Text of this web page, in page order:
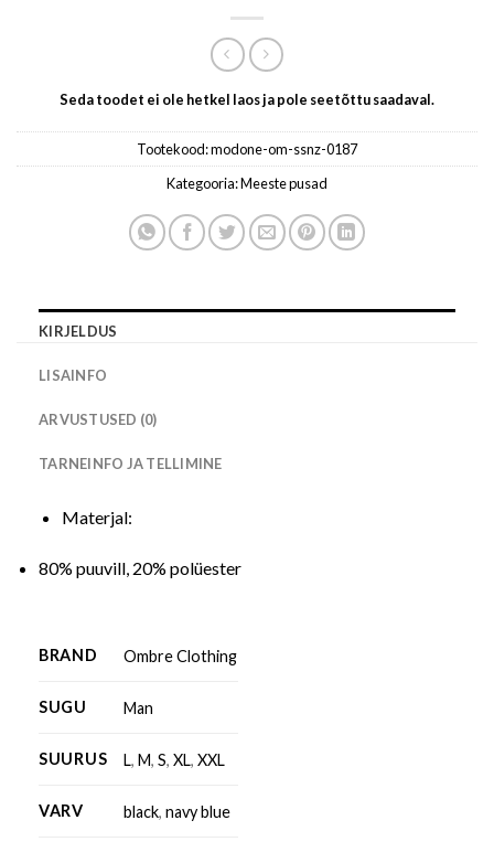
Seda toodet ei ole hetkel laos ja pole seetõttu saadaval.
Tootekood:modone-om-ssnz-0187
Kategooria:Meeste pusad
KIRJELDUS
LISAINFO
ARVUSTUSED (0)
TARNEINFO JA TELLIMINE
Materjal:
80% puuvill, 20% polüester
BRAND Ombre Clothing
SUGU Man
SUURUS L,M,S,XL,XXL
VARV black,navy blue